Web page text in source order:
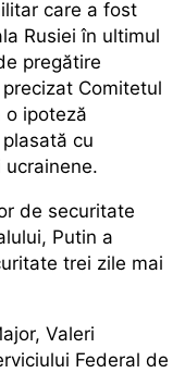
care a fost
Rusiei în ultimul
pregătire
Comitetul
o ipoteză
cu
de securitate
Putin a
trei zile mai
Valeri
Federal de